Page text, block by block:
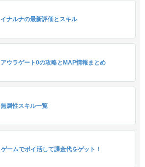
イナルナの最新評価とスキル
アウラゲート0の攻略とMAP情報まとめ
無属性スキル一覧
ゲームでポイ活して課金代をゲット！